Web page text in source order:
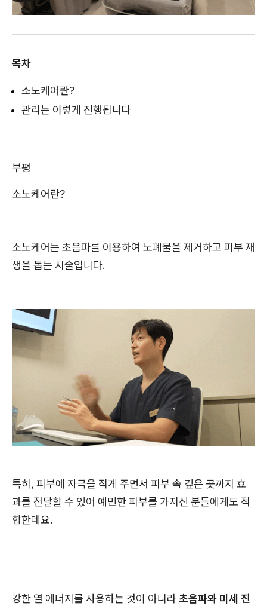
목차
소노케어란?
관리는 이렇게 진행됩니다
부평
소노케어란?
소노케어는 초음파를 이용하여 노폐물을 제거하고 피부 재
생을 돕는 시술입니다.
특히, 피부에 자극을 적게 주면서 피부 속 깊은 곳까지 효
과를 전달할 수 있어 예민한 피부를 가지신 분들에게도 적
합한데요.
강한 열 에너지를 사용하는 것이 아니라초음파와 미세 진